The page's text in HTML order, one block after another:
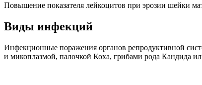
Повышение показателя лейкоцитов при эрозии шейки
Виды инфекций
Инфекционные поражения органов репродуктивной
и микоплазмой, палочкой Коха, грибами рода Кандида